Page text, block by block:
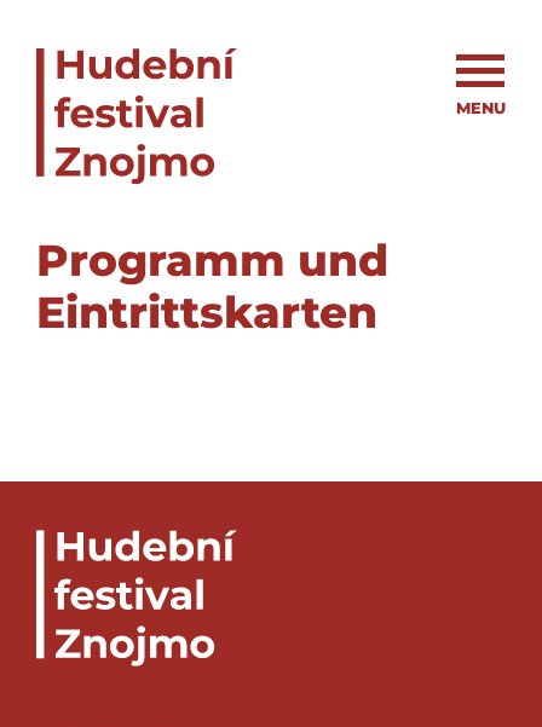
MENU
Programm und
Eintrittskarten